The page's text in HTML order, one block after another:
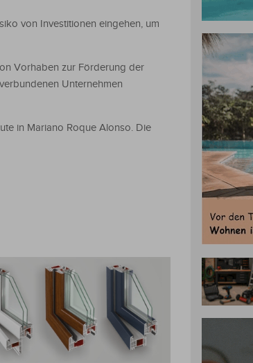
von Investitionen eingehen, um
Vorhaben zur Förderung der
Unternehmen
in Mariano Roque Alonso. Die